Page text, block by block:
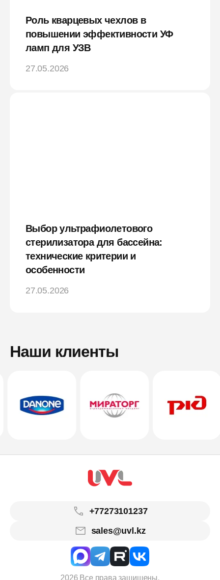
Роль кварцевых чехлов в
повышении эффективности УФ
ламп для УЗВ
27.05.2026
Выбор ультрафиолетового
стерилизатора для бассейна:
технические критерии и
особенности
27.05.2026
Наши клиенты
+77273101237
sales@uvl.kz
2026 Все права защищены.